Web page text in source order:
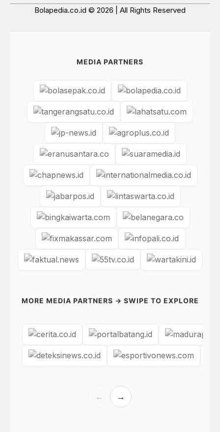
Bolapedia.co.id © 2026 | All Rights Reserved
MEDIA PARTNERS
MORE MEDIA PARTNERS → SWIPE TO EXPLORE
← →